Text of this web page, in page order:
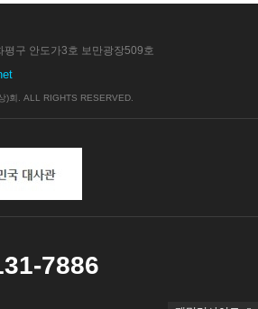
평구 안도가3호 보만광장509호
)회. ALL RIGHTS RESERVED.
7886